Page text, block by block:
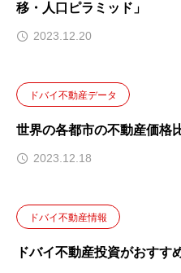
移・人口ピラミッド」
2023.12.20
ドバイ不動産データ
世界の各都市の不動産価格
2023.12.18
ドバイ不動産情報
ドバイ不動産投資がおすす